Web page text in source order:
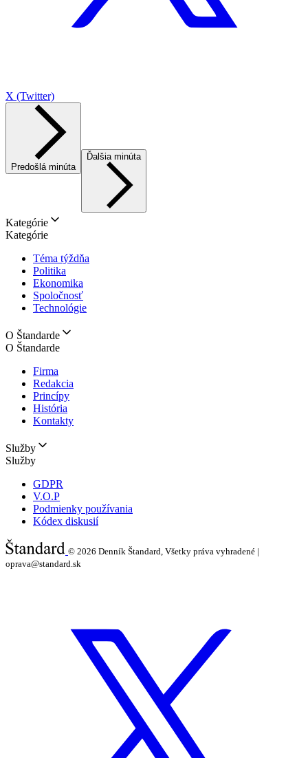
X (Twitter)
Predošlá minúta
Ďalšia minúta
Kategórie
Kategórie
Téma týždňa
Politika
Ekonomika
Spoločnosť
Technológie
O Štandarde
O Štandarde
Firma
Redakcia
Princípy
História
Kontakty
Služby
Služby
GDPR
V.O.P
Podmienky používania
Kódex diskusií
© 2026 Denník Štandard, Všetky práva vyhradené |
oprava@standard.sk